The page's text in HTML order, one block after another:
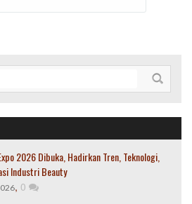
2026 Dibuka, Hadirkan Tren, Teknologi,
Industri Beauty
, 0